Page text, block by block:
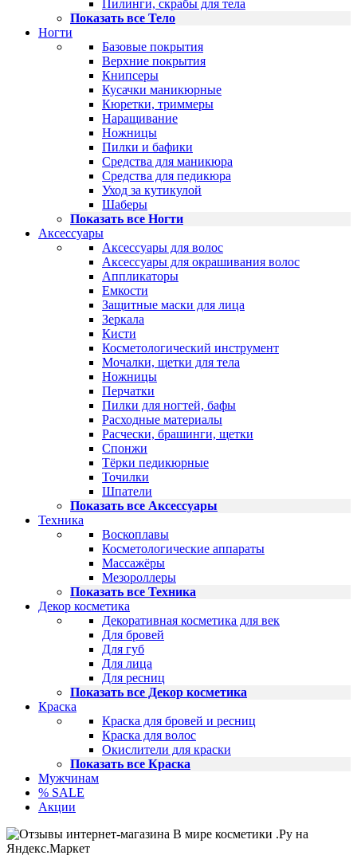
Пилинги, скрабы для тела
Показать все Тело
Ногти
Базовые покрытия
Верхние покрытия
Книпсеры
Кусачки маникюрные
Кюретки, триммеры
Наращивание
Ножницы
Пилки и бафики
Средства для маникюра
Средства для педикюра
Уход за кутикулой
Шаберы
Показать все Ногти
Аксессуары
Аксессуары для волос
Аксессуары для окрашивания волос
Аппликаторы
Емкости
Защитные маски для лица
Зеркала
Кисти
Косметологический инструмент
Мочалки, щетки для тела
Ножницы
Перчатки
Пилки для ногтей, бафы
Расходные материалы
Расчески, брашинги, щетки
Спонжи
Тёрки педикюрные
Точилки
Шпатели
Показать все Аксессуары
Техника
Воскоплавы
Косметологические аппараты
Массажёры
Мезороллеры
Показать все Техника
Декор косметика
Декоративная косметика для век
Для бровей
Для губ
Для лица
Для ресниц
Показать все Декор косметика
Краска
Краска для бровей и ресниц
Краска для волос
Окислители для краски
Показать все Краска
Мужчинам
% SALE
Акции